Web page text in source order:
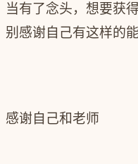
当有了念头，想要获
别感谢自己有这样的能
感谢自己和老师